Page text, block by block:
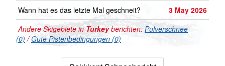
Wann hat es das letzte Mal geschneit?
3 May 2026
Andere Skigebiete inTurkeyberichten: Pulverschnee
(0) /Gute Pistenbedingungen (0)